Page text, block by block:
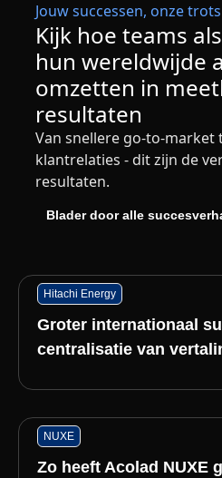
Jouw successen, onze trots
Kijk hoe teams
hun wereldwijde
omzetten in
resultaten
Van snellere go-to-market
klantrelaties - dit zijn de
resultaten.
Blader door alle
Hitachi Energy
Groter internationaal
centralisatie van
NUXE
Zo heeft Acolad NUXE